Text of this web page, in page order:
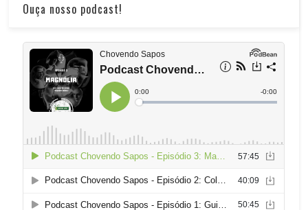
Ouça nosso podcast!